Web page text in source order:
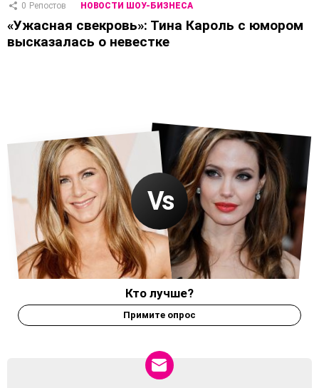
0 Репостов НОВОСТИ ШОУ-БИЗНЕСА
«Ужасная свекровь»: Тина Кароль с юмором
высказалась о невестке
Кто лучше?
Примите опрос